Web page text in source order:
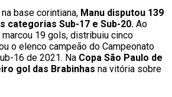
base corintiana, Manu disputou 139
categorias Sub-17 e Sub-20. Ao
19 gols, distribuiu cinco
o elenco campeão do Campeonato
16 de 2021. Na Copa São Paulo de
gol das Brabinhas na vitória sobre